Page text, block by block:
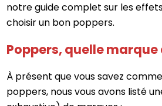
notre guide complet sur les
choisir un bon poppers.
Poppers, quelle marque
À présent que vous savez
poppers, nous vous avons listé